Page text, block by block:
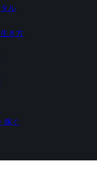
ル
き方
稼ぐ